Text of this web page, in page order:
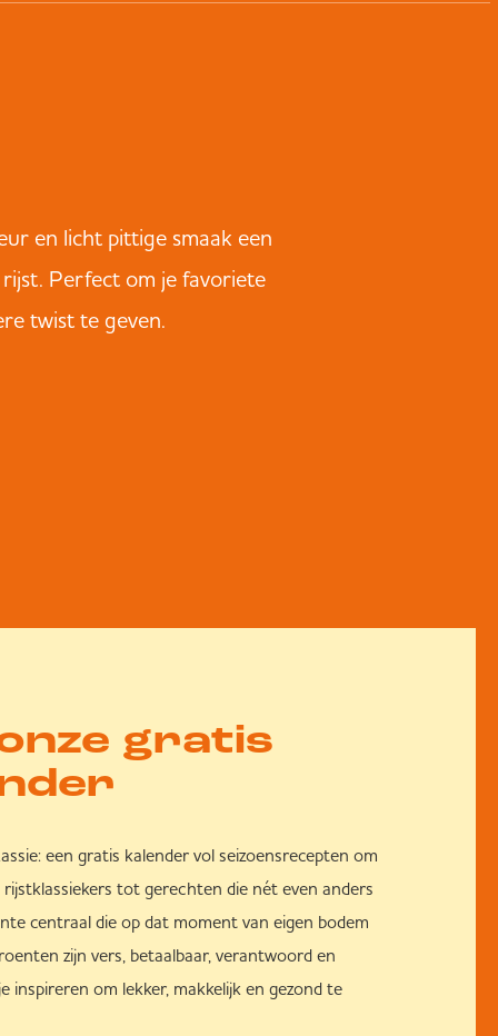
en licht pittige smaak een
Perfect om je favoriete
twist te geven.
gratis
een gratis kalender vol seizoensrecepten om
tot gerechten die nét even anders
centraal die op dat moment van eigen bodem
zijn vers, betaalbaar, verantwoord en
inspireren om lekker, makkelijk en gezond te